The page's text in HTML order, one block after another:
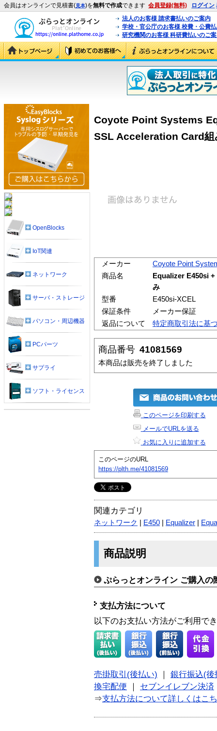
会員はオンラインで見積書(見本)を無料で作成できます 会員登録(無料) ログイン
法人のお客様 請求書払いのご案内
学校・官公庁のお客様 校費・公費
研究機関のお客様 科研費払いのご
Coyote Point Systems
SSL Acceleration Card
メーカー
Coyote Point
商品名
Equalizer E450si
み
型番
E450si-XCEL
保証条件
メーカー保証
返品について
特定商取引法に基
商品番号 41081569
本商品は販売を終了しました
このページを印刷する
メールでURLを送る
お気に入りに追加する
このページのURL
https://plth.me/41081569
関連カテゴリ
ネットワーク E450 Equalizer
商品説明
ぷらっとオンライン ご購入の
支払方法について
以下のお支払い方法がご利用で
売掛取引(後払い)
銀行振込(後
換宅配便
セブンイレブン決済
⇒支払方法について詳しくはこ
OpenBlocks
IoT関連
ネットワーク
サーバ・ストレージ
パソコン・周辺機器
PCパーツ
サプライ
ソフト・ライセンス